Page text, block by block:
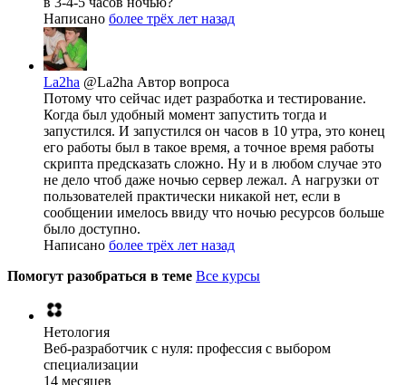
Написано более трёх лет назад
La2ha @La2ha Автор вопроса
Потому что сейчас идет разработка и тестирование.
Когда был удобный момент запустить тогда и
запустился. И запустился он часов в 10 утра, это конец
его работы был в такое время, а точное время работы
скрипта предсказать сложно. Ну и в любом случае это
не дело чтоб даже ночью сервер лежал. А нагрузки от
пользователей практически никакой нет, если в
сообщении имелось ввиду что ночью ресурсов больше
было доступно.
Написано более трёх лет назад
Помогут разобраться в теме Все курсы
Нетология
Веб-разработчик с нуля: профессия с выбором
специализации
14 месяцев